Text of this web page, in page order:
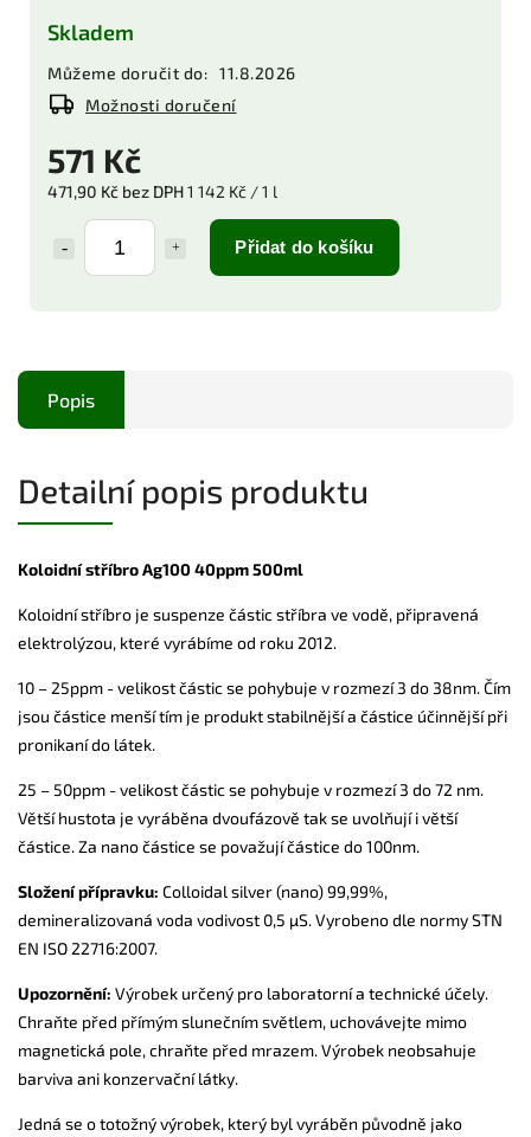
571 Kč
471,90 Kč bez DPH1 142 Kč / 1 l
Přidat do košíku
Skladem
Můžeme doručit do: 11.8.2026
Možnosti doručení
Popis
Detailní popis produktu
Koloidní stříbro Ag100 40ppm 500ml
Koloidní stříbro je suspenze částic stříbra ve vodě, připravená
elektrolýzou, které vyrábíme od roku 2012.
10 – 25ppm - velikost částic se pohybuje v rozmezí 3 do 38nm. Čím
jsou částice menší tím je produkt stabilnější a částice účinnější při
pronikaní do látek.
25 – 50ppm - velikost částic se pohybuje v rozmezí 3 do 72 nm.
Větší hustota je vyráběna dvoufázově tak se uvolňují i větší
částice. Za nano částice se považují částice do 100nm.
Složení přípravku: Colloidal silver (nano) 99,99%,
demineralizovaná voda vodivost 0,5 µS. Vyrobeno dle normy STN
EN ISO 22716:2007.
Upozornění: Výrobek určený pro laboratorní a technické účely.
Chraňte před přímým slunečním světlem, uchovávejte mimo
magnetická pole, chraňte před mrazem. Výrobek neobsahuje
barviva ani konzervační látky.
Jedná se o totožný výrobek, který byl vyráběn původně jako